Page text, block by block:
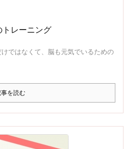
レーニング
ではなくて、脳も元気でいるための
を読む